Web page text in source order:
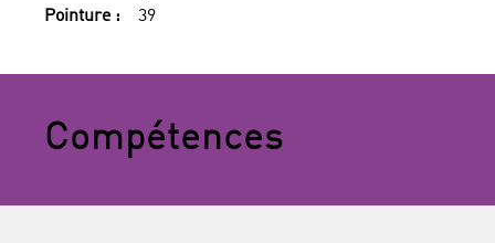
Pointure :
39
Compétences